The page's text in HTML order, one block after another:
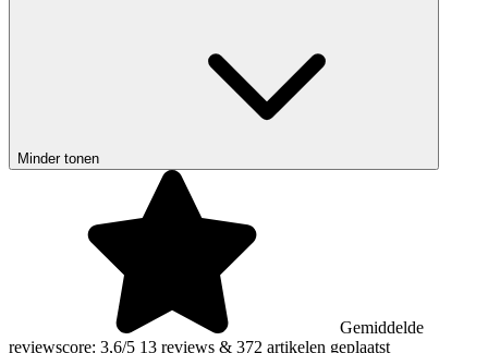
Minder tonen
Gemiddelde
reviewscore: 3,6/5 13 reviews & 372 artikelen geplaatst